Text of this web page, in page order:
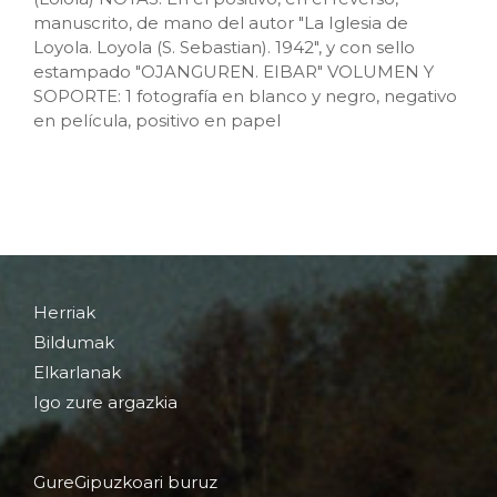
manuscrito, de mano del autor "La Iglesia de
Loyola. Loyola (S. Sebastian). 1942", y con sello
estampado "OJANGUREN. EIBAR" VOLUMEN Y
SOPORTE: 1 fotografía en blanco y negro, negativo
en película, positivo en papel
Herriak
Bildumak
Elkarlanak
Igo zure argazkia
GureGipuzkoari buruz